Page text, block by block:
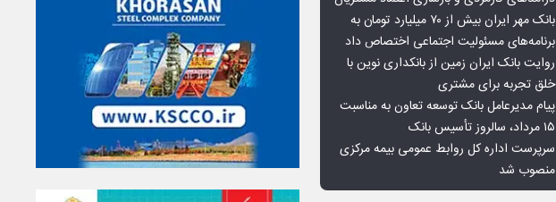
بانک مهر ایران بیش از ۷۰ میلیارد تومان به
برنامه‌های مسئولیت اجتماعی اختصاص داد
روایت بانک ایران زمین از بانکداری نوین با
خلق تجربه برای مشتری
پیام مدیرعامل بانک توسعه تعاون به مناسبت
۱۵ مرداد، سالروز تأسیس بانک
سرپرست اداره کل روابط عمومی بیمه مرکزی
منصوب شد